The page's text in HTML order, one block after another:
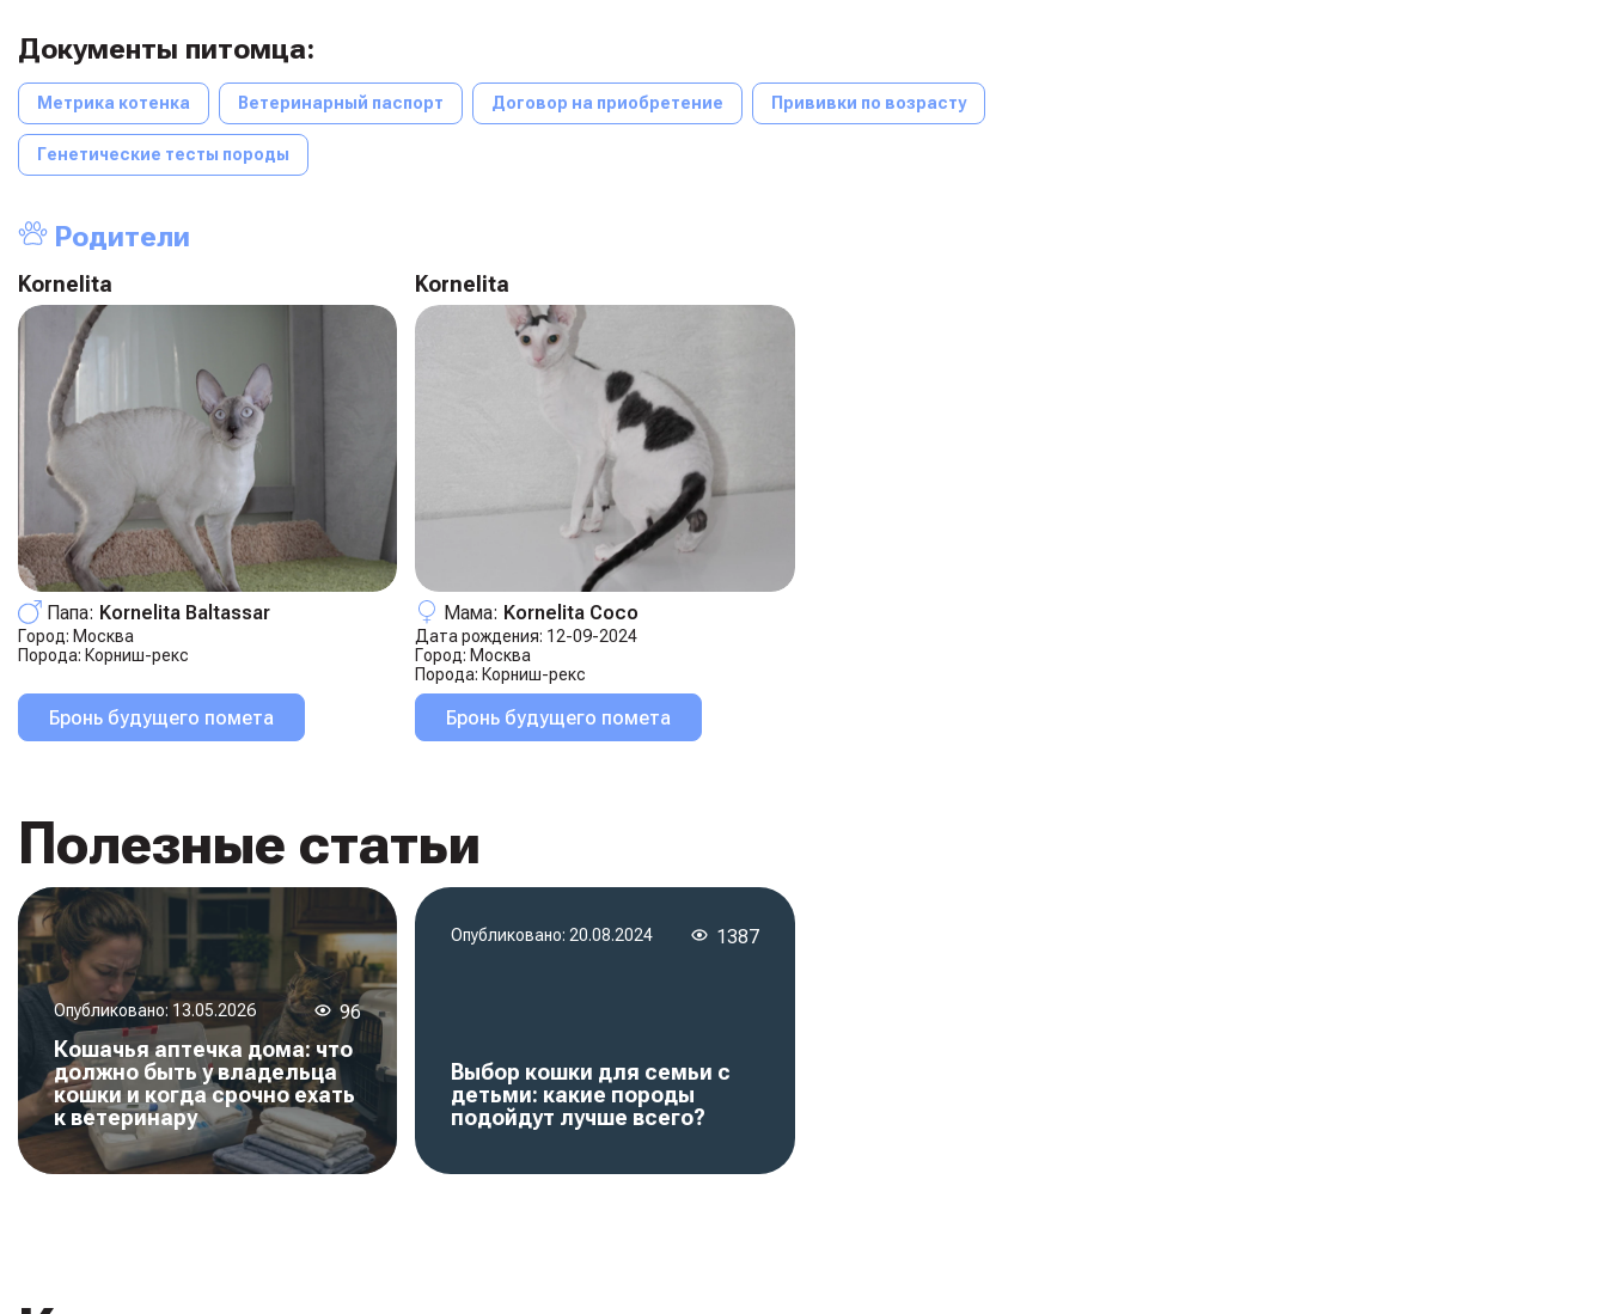
Документы питомца:
Метрика котенка Ветеринарный паспорт Договор на приобретение Прививки по возрасту
Генетические тесты породы
Родители
Kornelita
Папа: Kornelita Baltassar
Город: Москва
Порода: Корниш-рекс
Бронь будущего помета
Kornelita
Мама: Kornelita Coco
Дата рождения: 12-09-2024
Город: Москва
Порода: Корниш-рекс
Бронь будущего помета
Полезные статьи
Опубликовано: 13.05.2026 96
Кошачья аптечка дома: что
должно быть у владельца
кошки и когда срочно ехать
к ветеринару
Опубликовано: 20.08.2024 1387
Выбор кошки для семьи с
детьми: какие породы
подойдут лучше всего?